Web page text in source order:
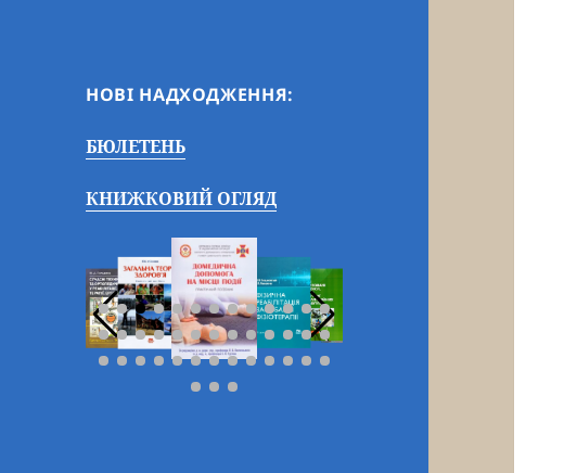
НОВІ НАДХОДЖЕННЯ:
БЮЛЕТЕНЬ
КНИЖКОВИЙ ОГЛЯД